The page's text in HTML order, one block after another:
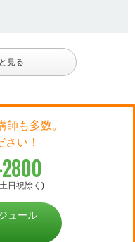
見る
師も多数。
い！
日祝除く)
ュール